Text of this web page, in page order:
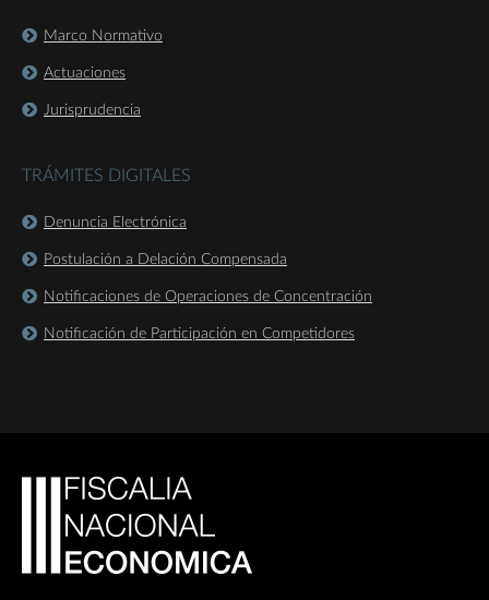
Marco Normativo
Actuaciones
Jurisprudencia
TRÁMITES DIGITALES
Denuncia Electrónica
Postulación a Delación Compensada
Notificaciones de Operaciones de Concentración
Notificación de Participación en Competidores